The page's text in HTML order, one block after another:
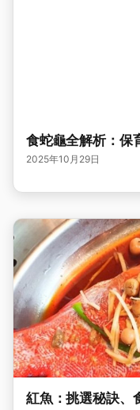
食蛇龜全解析：保
2025年10月29日
紅魚：挑選秘訣、